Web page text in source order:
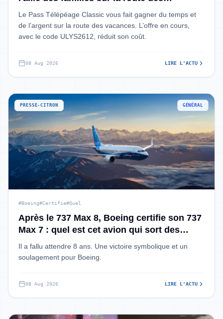
vacances ?
Le Pass Télépéage Classic vous fait gagner du temps et
de l’argent sur la route des vacances. L’offre en cours,
avec le code ULYS2612, réduit son coût.
08 Aug 2026 LIRE L'ACTU
PRESSE-CITRON GÉNÉRAL
#Boeing#Certifie#Quel
Après le 737 Max 8, Boeing certifie son 737
Max 7 : quel est cet avion qui sort des
années après ?
Il a fallu attendre 8 ans. Une victoire symbolique et un
soulagement pour Boeing.
08 Aug 2026 LIRE L'ACTU